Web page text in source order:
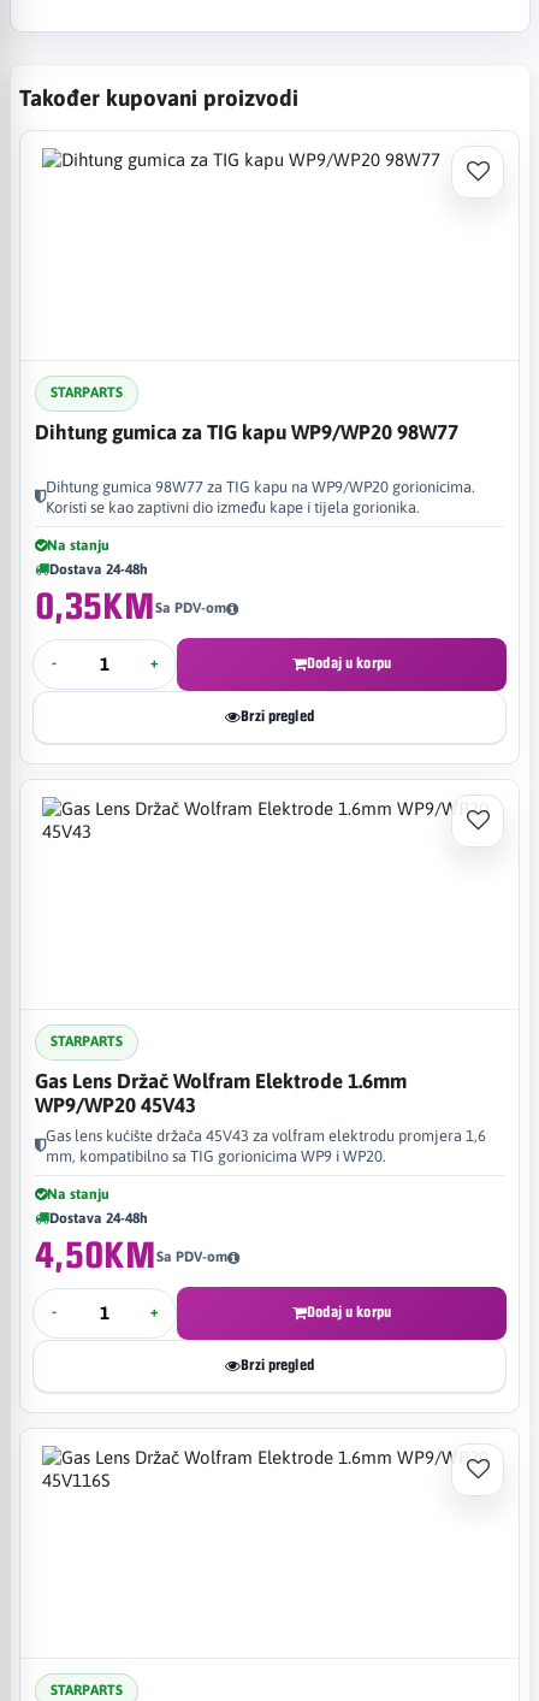
Također kupovani proizvodi
STARPARTS
Dihtung gumica za TIG kapu WP9/WP20 98W77
Dihtung gumica 98W77 za TIG kapu na WP9/WP20 gorionicima.
Koristi se kao zaptivni dio između kape i tijela gorionika.
Na stanju
Dostava 24-48h
0,35KMSa PDV-om
- + Dodaj u korpu
Brzi pregled
STARPARTS
Gas Lens Držač Wolfram Elektrode 1.6mm
WP9/WP20 45V43
Gas lens kućište držača 45V43 za volfram elektrodu promjera 1,6
mm, kompatibilno sa TIG gorionicima WP9 i WP20.
Na stanju
Dostava 24-48h
4,50KMSa PDV-om
- + Dodaj u korpu
Brzi pregled
STARPARTS